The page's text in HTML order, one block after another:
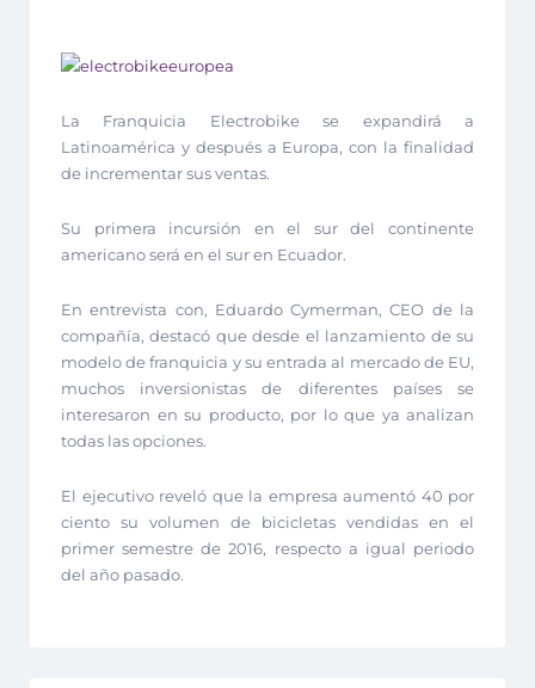
La Franquicia Electrobike se expandirá a
Latinoamérica y después a Europa, con la finalidad
de incrementar sus ventas.
Su primera incursión en el sur del continente
americano será en el sur en Ecuador.
En entrevista con, Eduardo Cymerman, CEO de la
compañía, destacó que desde el lanzamiento de su
modelo de franquicia y su entrada al mercado de EU,
muchos inversionistas de diferentes países se
interesaron en su producto, por lo que ya analizan
todas las opciones.
El ejecutivo reveló que la empresa aumentó 40 por
ciento su volumen de bicicletas vendidas en el
primer semestre de 2016, respecto a igual periodo
del año pasado.